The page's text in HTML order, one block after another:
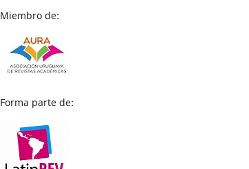
Miembro de:
Forma parte de: